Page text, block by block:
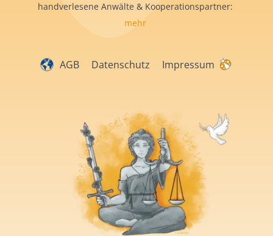
handverlesene Anwälte & Kooperationspartner:
mehr
AGB Datenschutz Impressum